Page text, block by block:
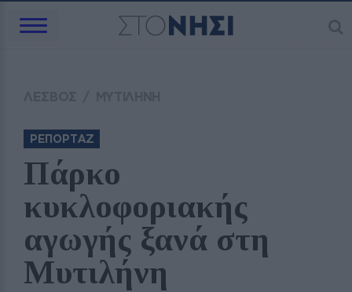
ΡΕΠΟΡΤΑΖ
Πάρκο
κυκλοφοριακής
αγωγής ξανά στη
Μυτιλήνη